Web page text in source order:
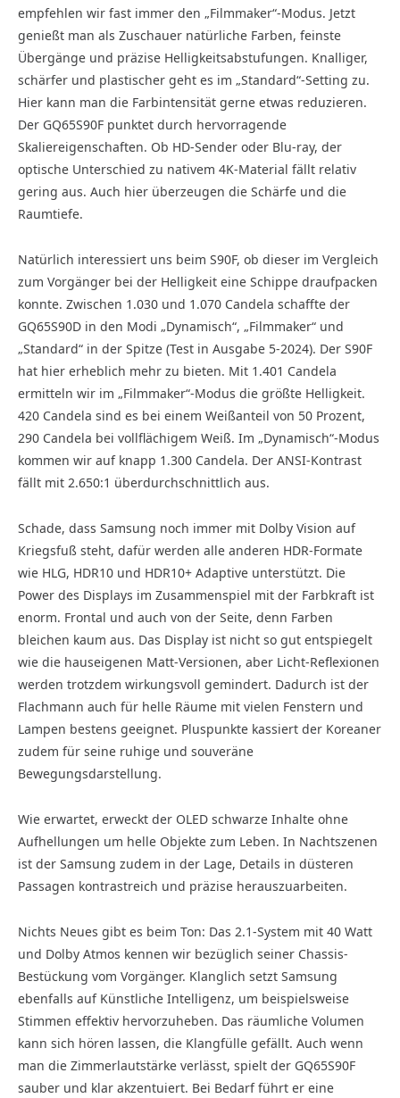
empfehlen wir fast immer den „Filmmaker“-Modus. Jetzt
genießt man als Zuschauer natürliche Farben, feinste
Übergänge und präzise Helligkeitsabstufungen. Knalliger,
schärfer und plastischer geht es im „Standard“-Setting zu.
Hier kann man die Farbintensität gerne etwas reduzieren.
Der GQ65S90F punktet durch hervorragende
Skaliereigenschaften. Ob HD-Sender oder Blu-ray, der
optische Unterschied zu nativem 4K-Material fällt relativ
gering aus. Auch hier überzeugen die Schärfe und die
Raumtiefe.
Natürlich interessiert uns beim S90F, ob dieser im Vergleich
zum Vorgänger bei der Helligkeit eine Schippe draufpacken
konnte. Zwischen 1.030 und 1.070 Candela schaffte der
GQ65S90D in den Modi „Dynamisch“, „Filmmaker“ und
„Standard“ in der Spitze (Test in Ausgabe 5-2024). Der S90F
hat hier erheblich mehr zu bieten. Mit 1.401 Candela
ermitteln wir im „Filmmaker“-Modus die größte Helligkeit.
420 Candela sind es bei einem Weißanteil von 50 Prozent,
290 Candela bei vollflächigem Weiß. Im „Dynamisch“-Modus
kommen wir auf knapp 1.300 Candela. Der ANSI-Kontrast
fällt mit 2.650:1 überdurchschnittlich aus.
Schade, dass Samsung noch immer mit Dolby Vision auf
Kriegsfuß steht, dafür werden alle anderen HDR-Formate
wie HLG, HDR10 und HDR10+ Adaptive unterstützt. Die
Power des Displays im Zusammenspiel mit der Farbkraft ist
enorm. Frontal und auch von der Seite, denn Farben
bleichen kaum aus. Das Display ist nicht so gut entspiegelt
wie die hauseigenen Matt-Versionen, aber Licht-Reflexionen
werden trotzdem wirkungsvoll gemindert. Dadurch ist der
Flachmann auch für helle Räume mit vielen Fenstern und
Lampen bestens geeignet. Pluspunkte kassiert der Koreaner
zudem für seine ruhige und souveräne
Bewegungsdarstellung.
Wie erwartet, erweckt der OLED schwarze Inhalte ohne
Aufhellungen um helle Objekte zum Leben. In Nachtszenen
ist der Samsung zudem in der Lage, Details in düsteren
Passagen kontrastreich und präzise herauszuarbeiten.
Nichts Neues gibt es beim Ton: Das 2.1-System mit 40 Watt
und Dolby Atmos kennen wir bezüglich seiner Chassis-
Bestückung vom Vorgänger. Klanglich setzt Samsung
ebenfalls auf Künstliche Intelligenz, um beispielsweise
Stimmen effektiv hervorzuheben. Das räumliche Volumen
kann sich hören lassen, die Klangfülle gefällt. Auch wenn
man die Zimmerlautstärke verlässt, spielt der GQ65S90F
sauber und klar akzentuiert. Bei Bedarf führt er eine